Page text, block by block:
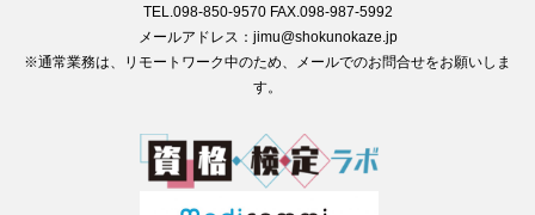
TEL.098-850-9570 FAX.098-987-5992
メールアドレス：jimu@shokunokaze.jp
※通常業務は、リモートワーク中のため、メールでのお問合せをお願いしま
す。